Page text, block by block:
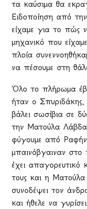
τα καύσιμα θα
Ειδοποίηση από
είχαμε για το πώς
μηχανικό που
πλοία
να πέσουμε στη
Όλο το πλήρωμα
ήταν ο
βάλει σωσίβια σε
την Ματούλα
φύγουμε από
μπαινόβγαιναν στο
έχει απαγορευτικό
τους και η Ματούλα
συνοδέψει τον
και ήθελε να